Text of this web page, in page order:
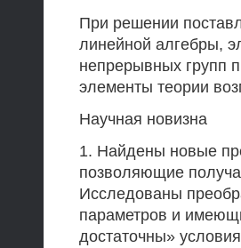
При решении
линейной алгебры,
непрерывных групп
элементы теории
Научная новизна
1. Найдены новые
позволяющие
Исследованы
параметров и
достаточны»